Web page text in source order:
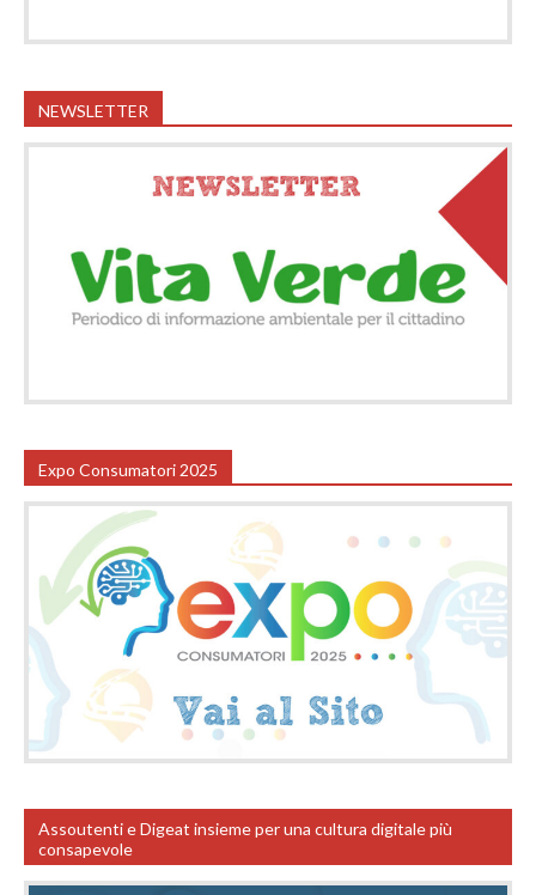
NEWSLETTER
Expo Consumatori 2025
Assoutenti e Digeat insieme per una cultura digitale più
consapevole